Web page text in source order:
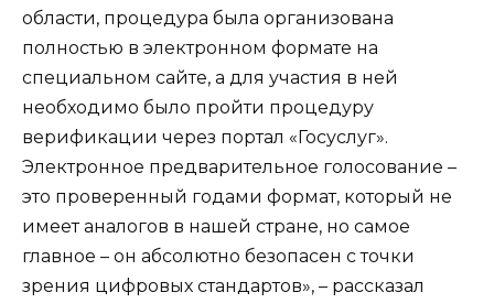
области, процедура была организована
полностью в электронном формате на
специальном сайте, а для участия в ней
необходимо было пройти процедуру
верификации через портал «Госуслуг».
Электронное предварительное голосование –
это проверенный годами формат, который не
имеет аналогов в нашей стране, но самое
главное – он абсолютно безопасен с точки
зрения цифровых стандартов», – рассказал